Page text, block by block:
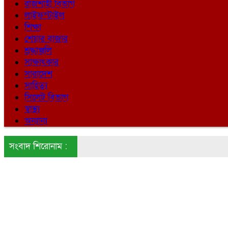
রাজশাহী বিভাগ
লাইফস্টাইল
শিক্ষা
শেয়ার বাজার
শ্রদ্ধাঞ্জলি
সাক্ষাৎকার
সারাদেশ
সাহিত্য
সিলেট বিভাগ
স্বাস্থ্য
অন্যান্য
সংবাদ শিরোনাম :